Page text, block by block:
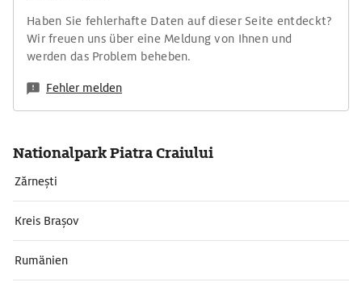
Haben Sie fehlerhafte Daten auf dieser Seite entdeckt?
Wir freuen uns über eine Meldung von Ihnen und
werden das Problem beheben.
Fehler melden
Nationalpark Piatra Craiului
Zărnești
Kreis Brașov
Rumänien